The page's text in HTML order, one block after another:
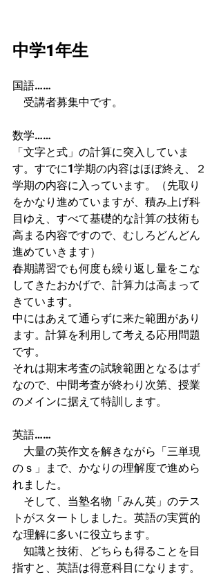
中学1年生
国語……
受講者募集中です。
数学……
「文字と式」の計算に突入していま
す。すでに1学期の内容はほぼ終え、２
学期の内容に入っています。（先取り
をかなり進めていますが、積み上げ科
目ゆえ、すべて基礎的な計算の技術も
高まる内容ですので、むしろどんどん
進めていきます）
春期講習でも何度も繰り返し量をこな
してきたおかげで、計算力は高まって
きています。
中にはあえて通らずに来た範囲があり
ます。計算を利用して考える応用問題
です。
それは期末考査の試験範囲となるはず
なので、中間考査が終わり次第、授業
のメインに据えて特訓します。
英語……
大量の英作文を解きながら「三単現
のｓ」まで、かなりの理解度で進めら
れました。
そして、当塾名物「みん英」のテス
トがスタートしました。英語の実質的
な理解に多いに役立ちます。
知識と技術、どちらも得ることを目
指すと、英語は得意科目になります。